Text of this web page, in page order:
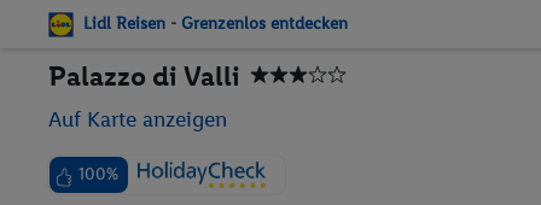
Lidl Reisen - Grenzenlos entdecken
Palazzo di Valli
Auf Karte anzeigen
100%